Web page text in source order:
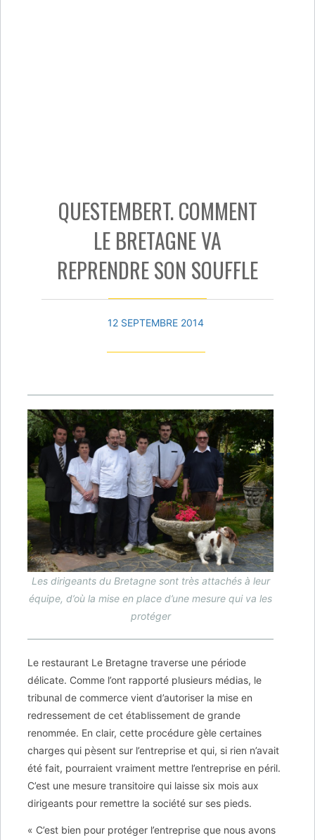
QUESTEMBERT. COMMENT
LE BRETAGNE VA
REPRENDRE SON SOUFFLE
12 SEPTEMBRE 2014
Les dirigeants du Bretagne sont très attachés à leur
équipe, d’où la mise en place d’une mesure qui va les
protéger
Le restaurant Le Bretagne traverse une période
délicate. Comme l’ont rapporté plusieurs médias, le
tribunal de commerce vient d’autoriser la mise en
redressement de cet établissement de grande
renommée. En clair, cette procédure gèle certaines
charges qui pèsent sur l’entreprise et qui, si rien n’avait
été fait, pourraient vraiment mettre l’entreprise en péril.
C’est une mesure transitoire qui laisse six mois aux
dirigeants pour remettre la société sur ses pieds.
« C’est bien pour protéger l’entreprise que nous avons